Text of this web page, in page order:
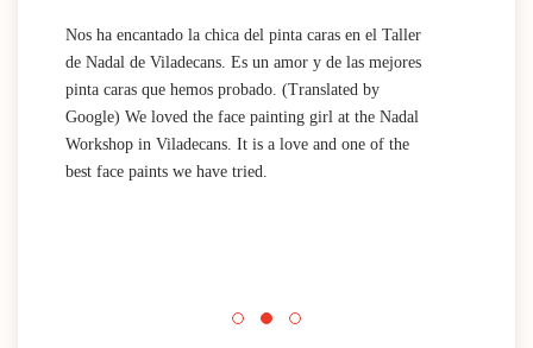
Nos ha encantado la chica del pinta caras en el Taller
de Nadal de Viladecans. Es un amor y de las mejores
pinta caras que hemos probado. (Translated by
Google) We loved the face painting girl at the Nadal
Workshop in Viladecans. It is a love and one of the
best face paints we have tried.